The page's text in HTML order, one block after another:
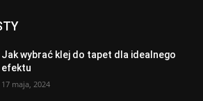
Jak wybrać klej do tapet dla idealnego
efektu
17 maja, 2024